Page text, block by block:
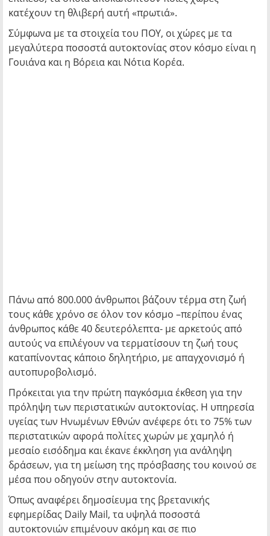
κατέχουν τη θλιβερή αυτή «πρωτιά».
Σύμφωνα με τα στοιχεία του ΠΟΥ, οι χώρες με τα
μεγαλύτερα ποσοστά αυτοκτονίας στον κόσμο είναι η
Γουιάνα και η Βόρεια και Νότια Κορέα.
Πάνω από 800.000 άνθρωποι βάζουν τέρμα στη ζωή
τους κάθε χρόνο σε όλον τον κόσμο –περίπου ένας
άνθρωπος κάθε 40 δευτερόλεπτα- με αρκετούς από
αυτούς να επιλέγουν να τερματίσουν τη ζωή τους
καταπίνοντας κάποιο δηλητήριο, με απαγχονισμό ή
αυτοπυροβολισμό.
Πρόκειται για την πρώτη παγκόσμια έκθεση για την
πρόληψη των περιστατικών αυτοκτονίας. Η υπηρεσία
υγείας των Ηνωμένων Εθνών ανέφερε ότι το 75% των
περιστατικών αφορά πολίτες χωρών με χαμηλό ή
μεσαίο εισόδημα και έκανε έκκληση για ανάληψη
δράσεων, για τη μείωση της πρόσβασης του κοινού σε
μέσα που οδηγούν στην αυτοκτονία.
Όπως αναφέρει δημοσίευμα της βρετανικής
εφημερίδας Daily Mail, τα υψηλά ποσοστά
αυτοκτονιών επιμένουν ακόμη και σε πιο